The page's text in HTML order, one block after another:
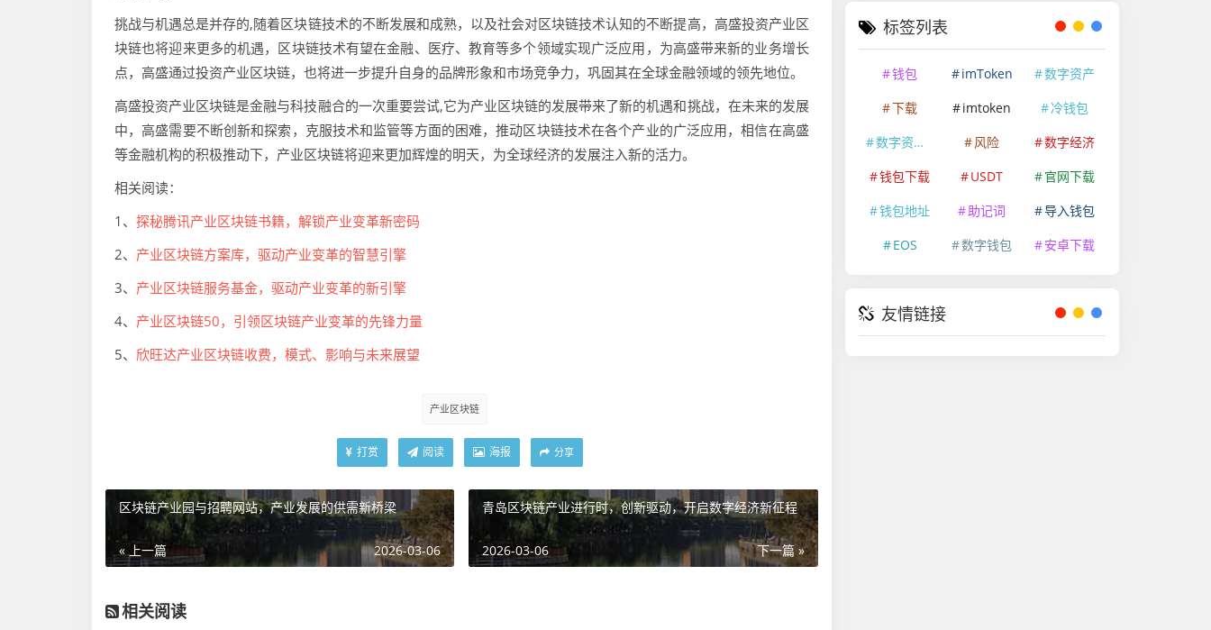
挑战与机遇总是并存的,随着区块链技术的不断发展和成熟，以及社会对区块链技术认知的不断提高，高盛投资产业区
块链也将迎来更多的机遇，区块链技术有望在金融、医疗、教育等多个领域实现广泛应用，为高盛带来新的业务增长
点，高盛通过投资产业区块链，也将进一步提升自身的品牌形象和市场竞争力，巩固其在全球金融领域的领先地位。
高盛投资产业区块链是金融与科技融合的一次重要尝试,它为产业区块链的发展带来了新的机遇和挑战，在未来的发展
中，高盛需要不断创新和探索，克服技术和监管等方面的困难，推动区块链技术在各个产业的广泛应用，相信在高盛
等金融机构的积极推动下，产业区块链将迎来更加辉煌的明天，为全球经济的发展注入新的活力。
相关阅读：
1、 探秘腾讯产业区块链书籍，解锁产业变革新密码
2、 产业区块链方案库，驱动产业变革的智慧引擎
3、 产业区块链服务基金，驱动产业变革的新引擎
4、 产业区块链50，引领区块链产业变革的先锋力量
5、 欣旺达产业区块链收费，模式、影响与未来展望
产业区块链
打赏 阅读 海报 分享
区块链产业园与招聘网站，产业发展的供需新桥梁
« 上一篇 2026-03-06
青岛区块链产业进行时，创新驱动，开启数字经济新征程
下一篇 »
2026-03-06
相关阅读
标签列表
钱包 imToken
数字资产
下载
imtoken
冷钱包
数字资产安全
风险
数字经济
钱包下载
USDT
官网下载
钱包地址
助记词
导入钱包
EOS
数字钱包 安卓下载
友情链接